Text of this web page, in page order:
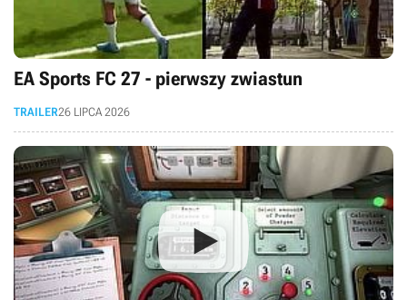
EA Sports FC 27 - pierwszy zwiastun
TRAILER26 LIPCA 2026